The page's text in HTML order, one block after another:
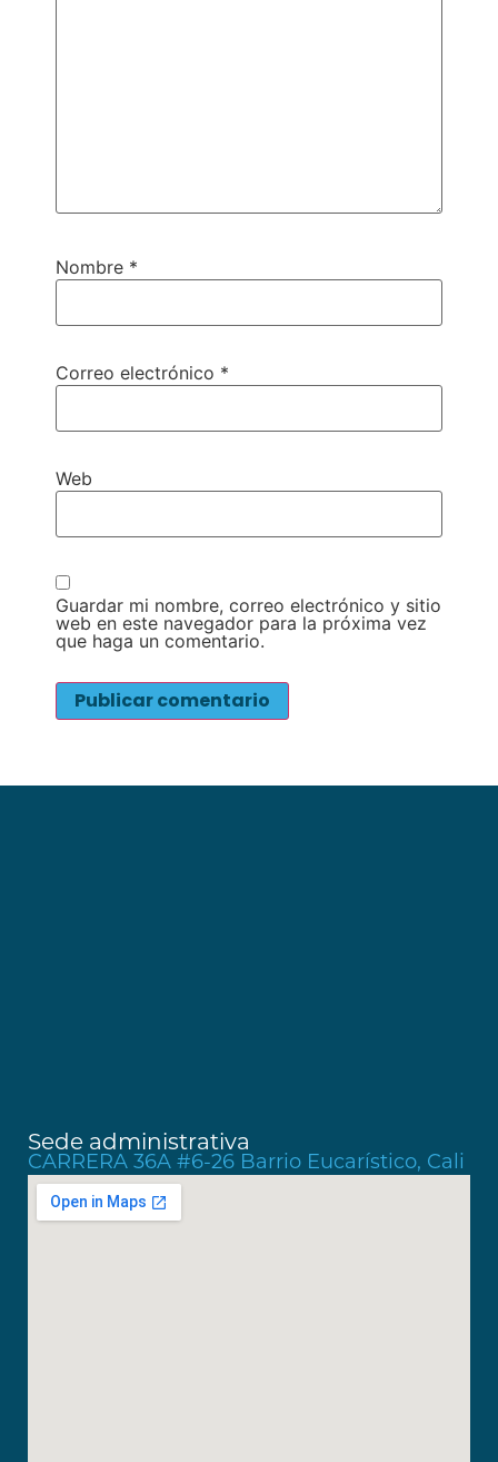
Nombre *
Correo electrónico *
Web
Guardar mi nombre, correo electrónico y sitio
web en este navegador para la próxima vez
que haga un comentario.
Sede administrativa
CARRERA 36A #6-26 Barrio Eucarístico, Cali